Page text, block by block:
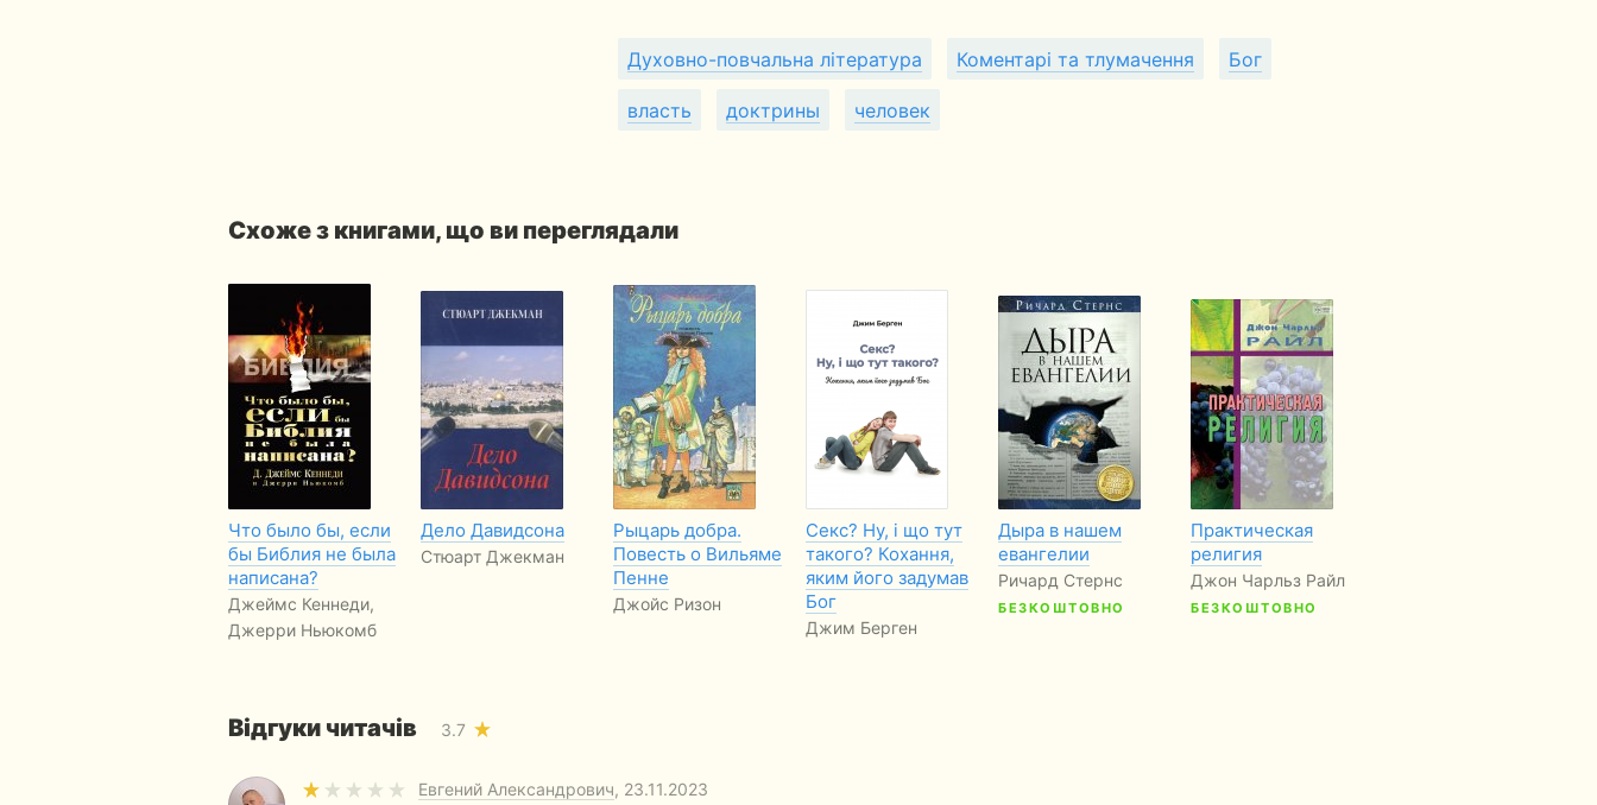
Духовно-повчальна література Коментарі та тлумачення Бог
власть доктрины человек
Схоже з книгами, що ви переглядали
Что было бы, если
бы Библия не была
написана?
Джеймс Кеннеди,
Джерри Ньюкомб
Дело Давидсона
Стюарт Джекман
Рыцарь добра.
Повесть о Вильяме
Пенне
Джойс Ризон
Секс? Ну, і що тут
такого? Кохання,
яким його задумав
Бог
Джим Берген
Дыра в нашем
евангелии
Ричард Стернс
БЕЗКОШТОВНО
Практическая
религия
Джон Чарльз Райл
БЕЗКОШТОВНО
Відгуки читачів 3.7
Евгений Александрович, 23.11.2023